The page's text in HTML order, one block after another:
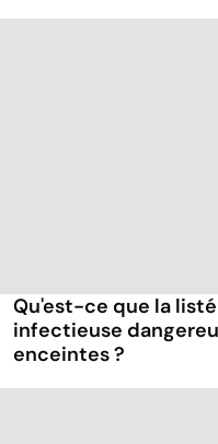
Qu'est-ce que la
infectieuse
enceintes ?